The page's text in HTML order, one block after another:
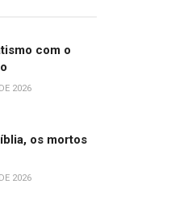
com o
2026
os mortos
2026